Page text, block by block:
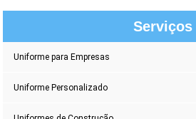
Serviços
Uniforme para Empresas
Uniforme Personalizado